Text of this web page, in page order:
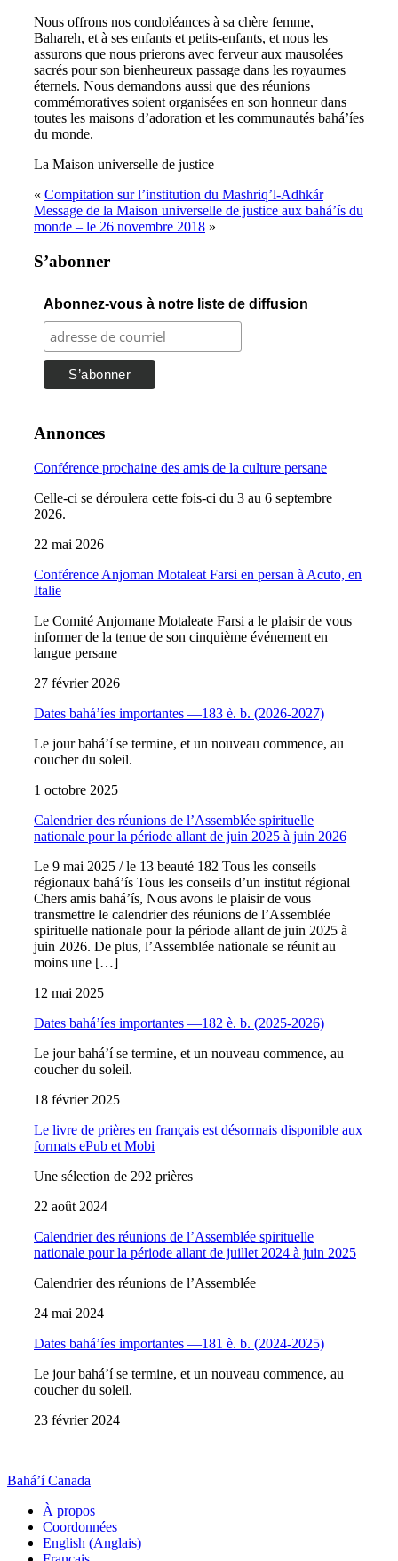
Nous offrons nos condoléances à sa chère femme,
Bahareh, et à ses enfants et petits-enfants, et nous les
assurons que nous prierons avec ferveur aux mausolées
sacrés pour son bienheureux passage dans les royaumes
éternels. Nous demandons aussi que des réunions
commémoratives soient organisées en son honneur dans
toutes les maisons d’adoration et les communautés bahá’íes
du monde.
La Maison universelle de justice
« Compitation sur l’institution du Mashriq’l-Adhkár
Message de la Maison universelle de justice aux bahá’ís du
monde – le 26 novembre 2018 »
S’abonner
Abonnez-vous à notre liste de diffusion
Annonces
Conférence prochaine des amis de la culture persane
Celle-ci se déroulera cette fois-ci du 3 au 6 septembre
2026.
22 mai 2026
Conférence Anjoman Motaleat Farsi en persan à Acuto, en
Italie
Le Comité Anjomane Motaleate Farsi a le plaisir de vous
informer de la tenue de son cinquième événement en
langue persane
27 février 2026
Dates bahá’íes importantes —183 è. b. (2026-2027)
Le jour bahá’í se termine, et un nouveau commence, au
coucher du soleil.
1 octobre 2025
Calendrier des réunions de l’Assemblée spirituelle
nationale pour la période allant de juin 2025 à juin 2026
Le 9 mai 2025 / le 13 beauté 182 Tous les conseils
régionaux bahá’ís Tous les conseils d’un institut régional
Chers amis bahá’ís, Nous avons le plaisir de vous
transmettre le calendrier des réunions de l’Assemblée
spirituelle nationale pour la période allant de juin 2025 à
juin 2026. De plus, l’Assemblée nationale se réunit au
moins une […]
12 mai 2025
Dates bahá’íes importantes —182 è. b. (2025-2026)
Le jour bahá’í se termine, et un nouveau commence, au
coucher du soleil.
18 février 2025
Le livre de prières en français est désormais disponible aux
formats ePub et Mobi
Une sélection de 292 prières
22 août 2024
Calendrier des réunions de l’Assemblée spirituelle
nationale pour la période allant de juillet 2024 à juin 2025
Calendrier des réunions de l’Assemblée
24 mai 2024
Dates bahá’íes importantes —181 è. b. (2024-2025)
Le jour bahá’í se termine, et un nouveau commence, au
coucher du soleil.
23 février 2024
Bahá’í Canada
À propos
Coordonnées
English (Anglais)